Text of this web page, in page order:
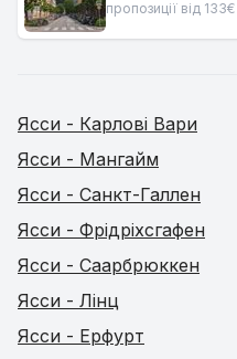
пропозиції від 133€
Ясси - Карлові Вари
Ясси - Мангайм
Ясси - Санкт-Галлен
Ясси - Фрідріхсгафен
Ясси - Саарбрюккен
Ясси - Лінц
Ясси - Ерфурт